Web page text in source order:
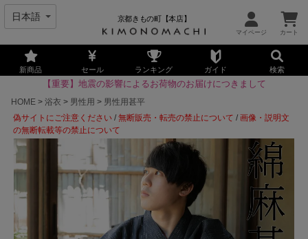
京都きもの町【本店】
新商品 セール ランキング ガイド 検索
【重要】地震の影響によるお荷物のお届けにつきまして
HOME
浴衣 男性用
男性用甚平
偽サイトにご注意ください /無断販売・転売の禁止について /画像・説明文
の無断転載等の禁止について